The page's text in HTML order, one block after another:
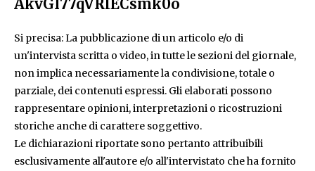
AkvGI77qVRlECsmk0o
Si precisa: La pubblicazione di un articolo e/o di
un'intervista scritta o video, in tutte le sezioni del giornale,
non implica necessariamente la condivisione, totale o
parziale, dei contenuti espressi. Gli elaborati possono
rappresentare opinioni, interpretazioni o ricostruzioni
storiche anche di carattere soggettivo.
Le dichiarazioni riportate sono pertanto attribuibili
esclusivamente all'autore e/o all'intervistato che ha fornito